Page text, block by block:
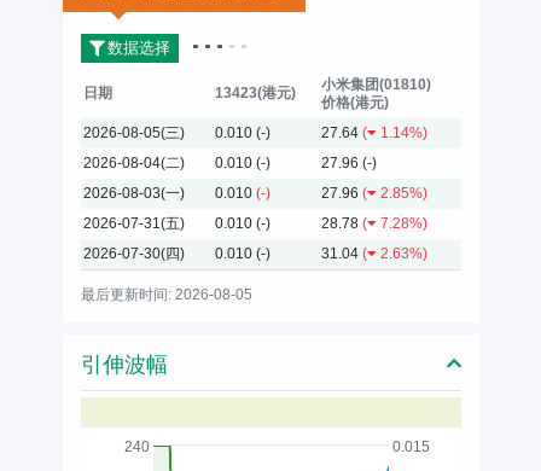
数据选择
日期 13423(港元)
小米集团(01810)
价格(港元)
2026-08-05(三)
0.010 (-) 27.64 (
1.14%)
2026-08-04(二)
0.010 (-) 27.96 (-)
2026-08-03(一)
0.010 (-) 27.96 (
2.85%)
2026-07-31(五)
0.010 (-) 28.78 (
7.28%)
2026-07-30(四)
0.010 (-) 31.04 ( 2.63%)
最后更新时间: 2026-08-05
引伸波幅
240 0.015